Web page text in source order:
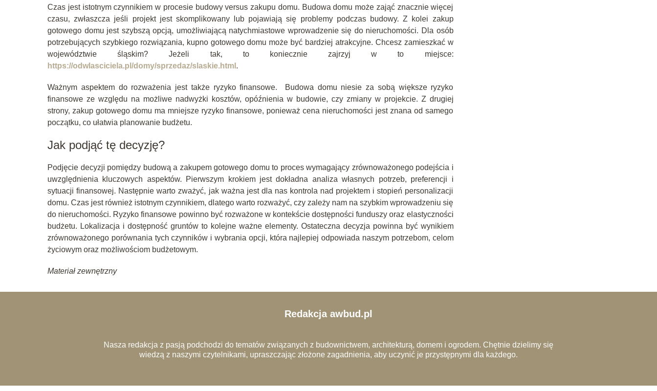
Czas jest istotnym czynnikiem w procesie budowy versus zakupu domu. Budowa domu może zająć znacznie więcej
czasu, zwłaszcza jeśli projekt jest skomplikowany lub pojawiają się problemy podczas budowy. Z kolei zakup
gotowego domu jest szybszą opcją, umożliwiającą natychmiastowe wprowadzenie się do nieruchomości. Dla osób
potrzebujących szybkiego rozwiązania, kupno gotowego domu może być bardziej atrakcyjne. Chcesz zamieszkać w
województwie śląskim? Jeżeli tak, to koniecznie zajrzyj w to miejsce:
https://odwlasciciela.pl/domy/sprzedaz/slaskie.html .
Ważnym aspektem do rozważenia jest także ryzyko finansowe. Budowa domu niesie za sobą większe ryzyko
finansowe ze względu na możliwe nadwyżki kosztów, opóźnienia w budowie, czy zmiany w projekcie. Z drugiej
strony, zakup gotowego domu ma mniejsze ryzyko finansowe, ponieważ cena nieruchomości jest znana od samego
początku, co ułatwia planowanie budżetu.
Jak podjąć tę decyzję?
Podjęcie decyzji pomiędzy budową a zakupem gotowego domu to proces wymagający zrównoważonego podejścia i
uwzględnienia kluczowych aspektów. Pierwszym krokiem jest dokładna analiza własnych potrzeb, preferencji i
sytuacji finansowej. Następnie warto zważyć, jak ważna jest dla nas kontrola nad projektem i stopień personalizacji
domu. Czas jest również istotnym czynnikiem, dlatego warto rozważyć, czy zależy nam na szybkim wprowadzeniu się
do nieruchomości. Ryzyko finansowe powinno być rozważone w kontekście dostępności funduszy oraz elastyczności
budżetu. Lokalizacja i dostępność gruntów to kolejne ważne elementy. Ostateczna decyzja powinna być wynikiem
zrównoważonego porównania tych czynników i wybrania opcji, która najlepiej odpowiada naszym potrzebom, celom
życiowym oraz możliwościom budżetowym.
Materiał zewnętrzny
Redakcja awbud.pl
Nasza redakcja z pasją podchodzi do tematów związanych z budownictwem, architekturą, domem i ogrodem. Chętnie dzielimy się
wiedzą z naszymi czytelnikami, upraszczając złożone zagadnienia, aby uczynić je przystępnymi dla każdego.